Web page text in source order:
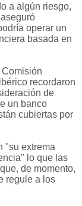
a algún riesgo,
operar un
basada en
recordaron
de
un banco
cubiertas por
"su extrema
lo que las
de momento,
regule a los